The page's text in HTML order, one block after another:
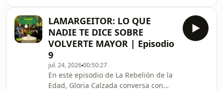
de ellas siguen definiend
Gloria Calzada conversa con Trino
sobre la risa como una forma de
mirar la vida, enfrentar la adversidad
y encontrar ligereza incluso cuando
las cosas no salen como
esperamos.Hablan de cómo la alegría
no depende de la edad, ni de las
LAMARGEITOR: LO QUE
NADIE TE DICE SOBRE
VOLVERTE MAYOR | Episodio
9
jul. 24, 202600:50:27
En este episodio de La Rebelión de la
Edad, Gloria Calzada conversa con